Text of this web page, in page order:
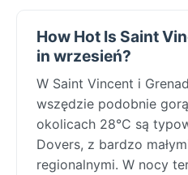
How Hot Is Saint
in wrzesień?
W Saint Vincent i
wszędzie podobnie
okolicach 28°C są
Dovers, z bardzo
regionalnymi. W nocy